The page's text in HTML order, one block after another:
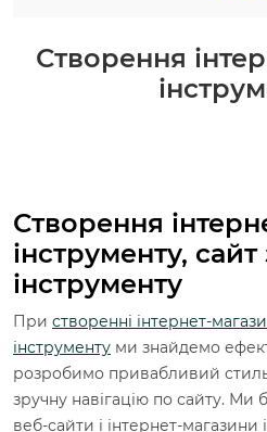
Створення
Створення
інструменту,
інструменту
При створенні інтернет-
інструменту ми знайдемо
розробимо привабливий
зручну навігацію по сайту. Ми
веб-сайти і інтернет-магазини